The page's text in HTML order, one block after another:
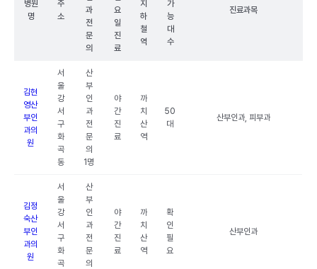
병원
명
주
소
과
전
문
의
요
일
진
료
지
하
철
역
가
능
대
수
진료과목
김현
영산
부인
과의
원
서
울
강
서
구
화
곡
동
산
부
인
과
전
문
의
1명
야
간
진
료
까
치
산
역
50
대
산부인과, 피부과
김정
숙산
부인
과의
원
서
울
강
서
구
화
곡
산
부
인
과
전
문
의
야
간
진
료
까
치
산
역
확
인
필
요
산부인과